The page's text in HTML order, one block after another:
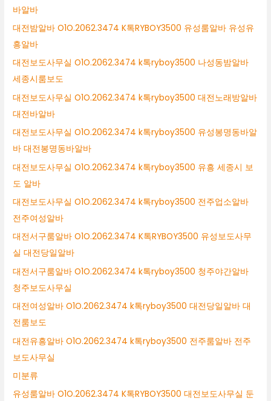
바알바
대전밤알바 O1O.2062.3474 K톡RYBOY3500 유성룸알바 유성유
흥알바
대전보도사무실 O1O.2062.3474 k톡ryboy3500 나성동밤알바
세종시룸보도
대전보도사무실 O1O.2062.3474 k톡ryboy3500 대전노래방알바
대전바알바
대전보도사무실 O1O.2062.3474 k톡ryboy3500 유성봉명동바알
바 대전봉명동바알바
대전보도사무실 O1O.2062.3474 k톡ryboy3500 유흥 세종시 보
도 알바
대전보도사무실 O1O.2062.3474 k톡ryboy3500 전주업소알바
전주여성알바
대전서구룸알바 O1O.2062.3474 K톡RYBOY3500 유성보도사무
실 대전당일알바
대전서구룸알바 O1O.2062.3474 k톡ryboy3500 청주야간알바
청주보도사무실
대전여성알바 O1O.2062.3474 k톡ryboy3500 대전당일알바 대
전룸보도
대전유흥알바 O1O.2062.3474 k톡ryboy3500 전주룸알바 전주
보도사무실
미분류
유성룸알바 O1O.2062.3474 K톡RYBOY3500 대전보도사무실 둔